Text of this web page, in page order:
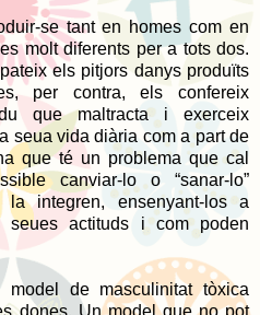
se tant en homes com en
molt diferents per a tots dos.
els pitjors danys produïts
per contra, els confereix
que maltracta i exerceix
seua vida diària com a part de
que té un problema que cal
canviar-lo o “sanar-lo”
integren, ensenyant-los a
actituds i com poden
de masculinitat tòxica
dones. Un model que no pot